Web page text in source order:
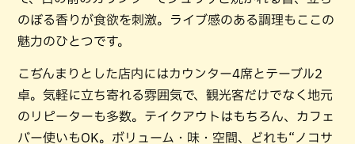
のぼる香りが食欲を刺激。ライブ感のある調理もここの
魅力のひとつです。
こぢんまりとした店内にはカウンター4席とテーブル2
卓。気軽に立ち寄れる雰囲気で、観光客だけでなく地元
のリピーターも多数。テイクアウトはもちろん、カフェ
バー使いもOK。ボリューム・味・空間、どれも“ノコサ